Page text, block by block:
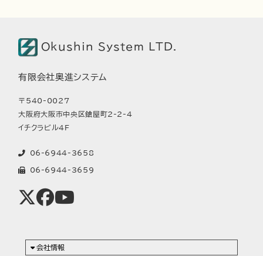
Okushin System LTD.
有限会社奥進システム
〒540-0027
大阪府大阪市中央区鎗屋町2-2-4
イチクラビル4F
06-6944-3658
06-6944-3659
会社情報